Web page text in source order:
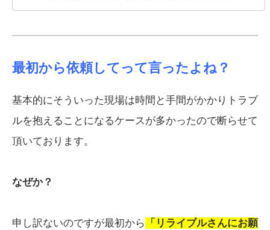
最初から依頼してって言ったよね？
基本的にそういった現場は時間と手間がかかりトラブ
ルを抱えることになるケースが多かったので断らせて
頂いております。
なぜか？
申し訳ないのですが最初から
「リライブルさんにお願